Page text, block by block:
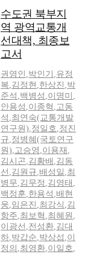
수도권 북부지
역 광역교통개
선대책, 최종보
고서
권영인 ,박인기 ,유정
복,김정현 ,한상진 ,박
준석 ,백병성 ,이명미 ,
안용성 ,이종혁 ,고동
석 ,최연숙(교통개발
연구원),정일호,정진
규,정병혜(국토연구
원),고승영 ,이용재 ,
김시곤,김황배 ,김동
선 ,김원규,배성일 ,최
병무,김무정 ,김영태 ,
백정훈,한용석 ,배현
웅,임은진 ,최강식 ,김
항주,최보혁 ,최혜원 ,
이광선 ,전성환,김대
하,박갑순,박상섭 ,이
정의 ,최영환,이일호,